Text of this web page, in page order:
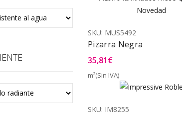
Novedad
SKU: MUS5492
Pizarra Negra
35,81€
m²(Sin IVA)
SKU: IM8255